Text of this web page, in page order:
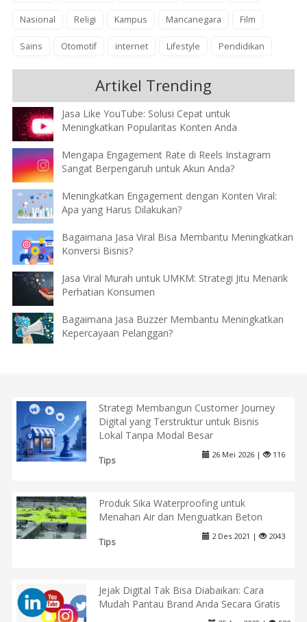
Nasional Religi Kampus Mancanegara Film
Sains Otomotif internet Lifestyle Pendidikan
Artikel Trending
Jasa Like YouTube: Solusi Cepat untuk
Meningkatkan Popularitas Konten Anda
Mengapa Engagement Rate di Reels Instagram
Sangat Berpengaruh untuk Akun Anda?
Meningkatkan Engagement dengan Konten Viral:
Apa yang Harus Dilakukan?
Bagaimana Jasa Viral Bisa Membantu Meningkatkan
Konversi Bisnis?
Jasa Viral Murah untuk UMKM: Strategi Jitu Menarik
Perhatian Konsumen
Bagaimana Jasa Buzzer Membantu Meningkatkan
Kepercayaan Pelanggan?
Strategi Membangun Customer Journey
Digital yang Terstruktur untuk Bisnis
Lokal Tanpa Modal Besar
Tips
26 Mei 2026 | 116
Produk Sika Waterproofing untuk
Menahan Air dan Menguatkan Beton
Tips
2 Des 2021 | 2043
Jejak Digital Tak Bisa Diabaikan: Cara
Mudah Pantau Brand Anda Secara Gratis